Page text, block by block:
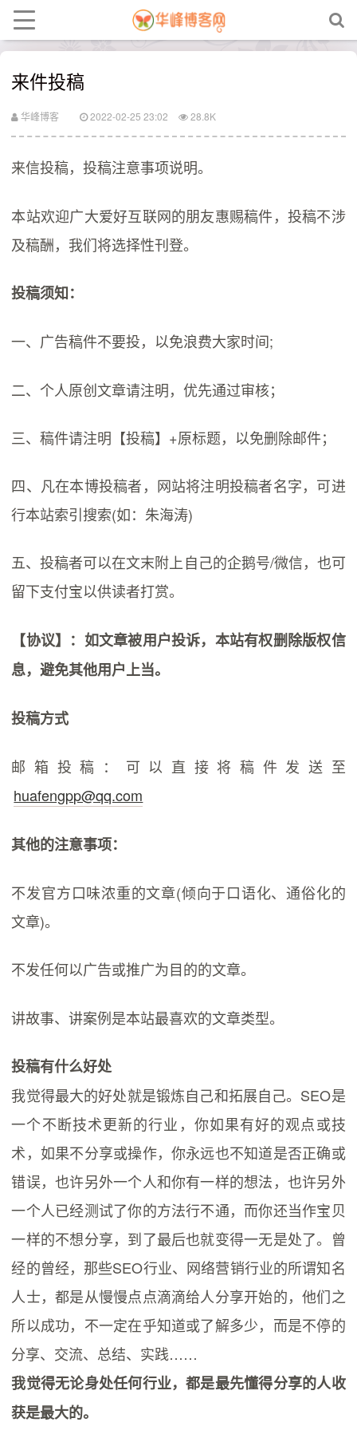
来件投稿
华峰博客 2022-02-25 23:02 28.8K
来信投稿，投稿注意事项说明。
本站欢迎广大爱好互联网的朋友惠赐稿件，投稿不涉
及稿酬，我们将选择性刊登。
投稿须知：
一、广告稿件不要投，以免浪费大家时间;
二、个人原创文章请注明，优先通过审核；
三、稿件请注明【投稿】+原标题，以免删除邮件；
四、凡在本博投稿者，网站将注明投稿者名字，可进
行本站索引搜索(如：朱海涛)
五、投稿者可以在文末附上自己的企鹅号/微信，也可
留下支付宝以供读者打赏。
【协议】：如文章被用户投诉，本站有权删除版权信
息，避免其他用户上当。
投稿方式
邮箱投稿：可以直接将稿件发送至
huafengpp@qq.com
其他的注意事项：
不发官方口味浓重的文章(倾向于口语化、通俗化的
文章)。
不发任何以广告或推广为目的的文章。
讲故事、讲案例是本站最喜欢的文章类型。
投稿有什么好处
我觉得最大的好处就是锻炼自己和拓展自己。SEO是
一个不断技术更新的行业，你如果有好的观点或技
术，如果不分享或操作，你永远也不知道是否正确或
错误，也许另外一个人和你有一样的想法，也许另外
一个人已经测试了你的方法行不通，而你还当作宝贝
一样的不想分享，到了最后也就变得一无是处了。曾
经的曾经，那些SEO行业、网络营销行业的所谓知名
人士，都是从慢慢点点滴滴给人分享开始的，他们之
所以成功，不一定在乎知道或了解多少，而是不停的
分享、交流、总结、实践……
我觉得无论身处任何行业，都是最先懂得分享的人收
获是最大的。